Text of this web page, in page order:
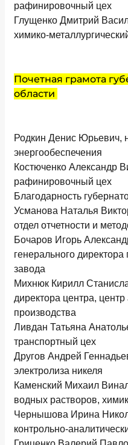
рафинировочный цех
Глущенко Дмитрий
химико-
Почетная грамота
области
Родкин Денис Юрьевич,
энергообеспечения
Костюченко Александр
рафинировочный цех
Благодарность
Усманова Наталья
отдел отчетности и
Бочаров Игорь
генерального
завода
Михнюк Кирилл
директора центра,
производства
Ливдан Татьяна
транспортный цех
Другов Андрей
электролиза никеля
Каменский Михаил
водных растворов,
Чернышова Ирина
контрольно-